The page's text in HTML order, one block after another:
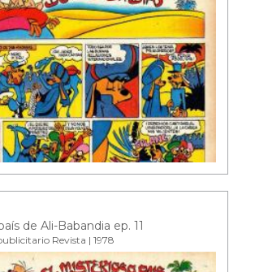
de Ali-Babandia ep. 11
Revista | 1978